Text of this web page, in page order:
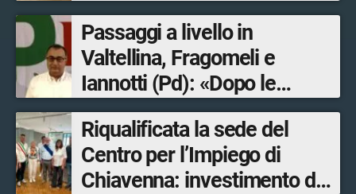
Passaggi a livello in
Valtellina, Fragomeli e
Iannotti (Pd): «Dopo le
Olimpiadi solo un terzo delle
opere sostitutive sarà
ultimato entro il 2026»
Riqualificata la sede del
Centro per l’Impiego di
Chiavenna: investimento da